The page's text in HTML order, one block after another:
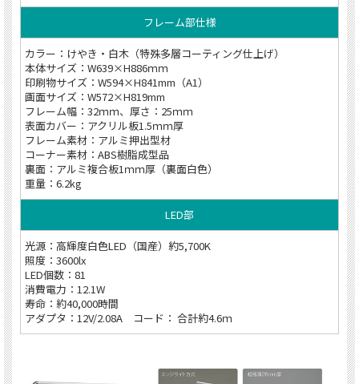
フレーム部仕様
カラー：けやき・白木（特殊多層コーティング仕上げ）
本体サイズ：W639×H886ｍｍ
印刷物サイズ：W594×H841mm（A1）
画面サイズ：W572×H819mm
フレーム幅：32ｍｍ、厚さ：25ｍｍ
表面カバー：アクリル板1.5ｍｍ厚
フレーム素材：アルミ押出型材
コーナー素材：ABS樹脂成型品
裏面：アルミ複合板1ｍｍ厚（裏面白色）
重量：6.2kg
LED部
光源：高輝度白色LED（国産）約5,700K
照度：3600lx
LED個数：81
消費電力：12.1W
寿命：約40,000時間
アダプタ：12V/2.08A コード： 合計約4.6ｍ